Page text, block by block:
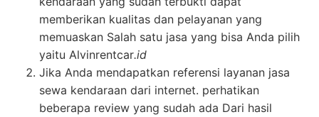
memberikan kualitas dan pelayanan yang
memuaskan Salah satu jasa yang bisa Anda pilih
yaitu Alvinrentcar.id
Jika Anda mendapatkan referensi layanan jasa
sewa kendaraan dari internet. perhatikan
beberapa review yang sudah ada Dari hasil